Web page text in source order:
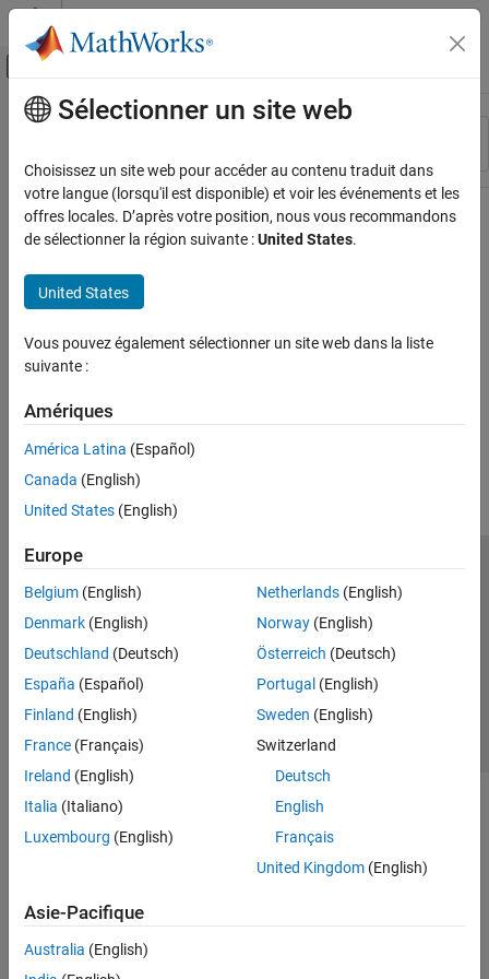
Passer au contenu
Activer/désactiver l'affichage du menu
Ressource
Contenu principal
Sélectionner un site web
Choisissez un site web pour accéder au contenu traduit dans
votre langue (lorsqu'il est disponible) et voir les événements et les
offres locales. D’après votre position, nous vous recommandons
de sélectionner la région suivante :United States.
United States
Vous pouvez également sélectionner un site web dans la liste
suivante :
Amériques
América Latina (Español)
Canada (English)
United States (English)
Europe
Belgium (English)
Denmark (English)
Deutschland (Deutsch)
España (Español)
Finland (English)
France (Français)
Ireland (English)
Italia (Italiano)
Luxembourg (English)
Netherlands(English)
Norway(English)
Österreich (Deutsch)
Portugal (English)
Sweden (English)
Switzerland
Deutsch
English
Français
United Kingdom(English)
Asie-Pacifique
Australia (English)
Lutte anti-piratage
Contacts locaux
© 1994-2026 The MathWorks, Inc.